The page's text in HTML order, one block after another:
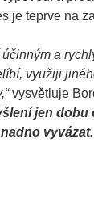
je teprve na
a
využiji
vysvětluje
jen dobu